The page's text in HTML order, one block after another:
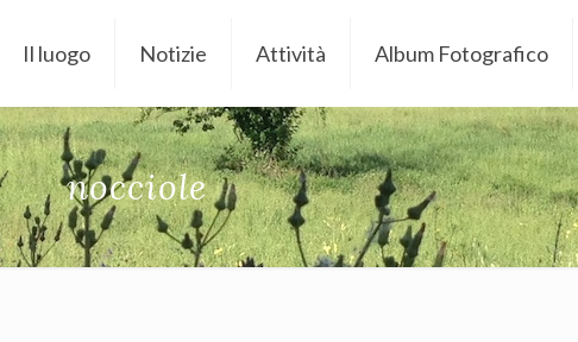
Il luogo Notizie Attività Album Fotografico
nocciole